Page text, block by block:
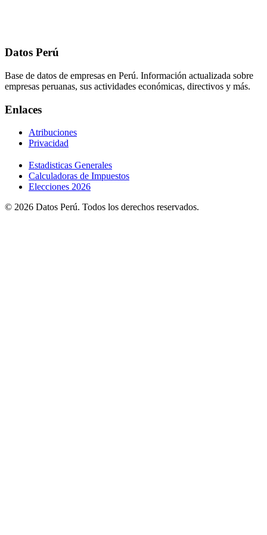
Datos Perú
Base de datos de empresas en Perú. Información actualizada sobre
empresas peruanas, sus actividades económicas, directivos y más.
Enlaces
Atribuciones
Privacidad
Estadisticas Generales
Calculadoras de Impuestos
Elecciones 2026
© 2026 Datos Perú. Todos los derechos reservados.